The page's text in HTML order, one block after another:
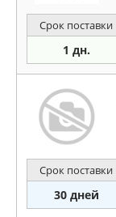
Срок поставки
1 дн.
Срок поставки
30 дней